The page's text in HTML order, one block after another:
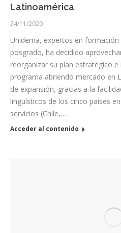
Latinoamérica
24/11/2020
Unidema, expertos en
posgrado, ha decidido
reorganizar su plan estratégico
programa abriendo mercado en
de expansión, gracias a la
lingüísticos de los cinco países
servicios (Chile,…
Acceder al contenido